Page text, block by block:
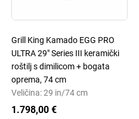
Grill King Kamado EGG PRO
ULTRA 29" Series III keramički
roštilj s dimilicom + bogata
oprema, 74 cm
Veličina: 29 in/74 cm
1.798,00 €